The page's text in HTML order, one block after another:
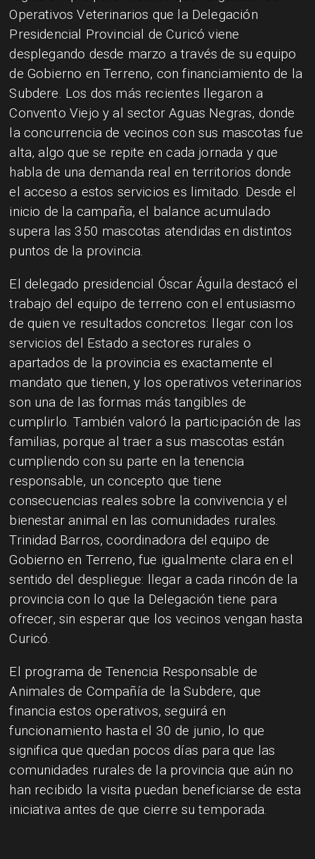
Operativos Veterinarios que la Delegación
Presidencial Provincial de Curicó viene
desplegando desde marzo a través de su equipo
de Gobierno en Terreno, con financiamiento de la
Subdere. Los dos más recientes llegaron a
Convento Viejo y al sector Aguas Negras, donde
la concurrencia de vecinos con sus mascotas fue
alta, algo que se repite en cada jornada y que
habla de una demanda real en territorios donde
el acceso a estos servicios es limitado. Desde el
inicio de la campaña, el balance acumulado
supera las 350 mascotas atendidas en distintos
puntos de la provincia.
El delegado presidencial Óscar Águila destacó el
trabajo del equipo de terreno con el entusiasmo
de quien ve resultados concretos: llegar con los
servicios del Estado a sectores rurales o
apartados de la provincia es exactamente el
mandato que tienen, y los operativos veterinarios
son una de las formas más tangibles de
cumplirlo. También valoró la participación de las
familias, porque al traer a sus mascotas están
cumpliendo con su parte en la tenencia
responsable, un concepto que tiene
consecuencias reales sobre la convivencia y el
bienestar animal en las comunidades rurales.
Trinidad Barros, coordinadora del equipo de
Gobierno en Terreno, fue igualmente clara en el
sentido del despliegue: llegar a cada rincón de la
provincia con lo que la Delegación tiene para
ofrecer, sin esperar que los vecinos vengan hasta
Curicó.
El programa de Tenencia Responsable de
Animales de Compañía de la Subdere, que
financia estos operativos, seguirá en
funcionamiento hasta el 30 de junio, lo que
significa que quedan pocos días para que las
comunidades rurales de la provincia que aún no
han recibido la visita puedan beneficiarse de esta
iniciativa antes de que cierre su temporada.